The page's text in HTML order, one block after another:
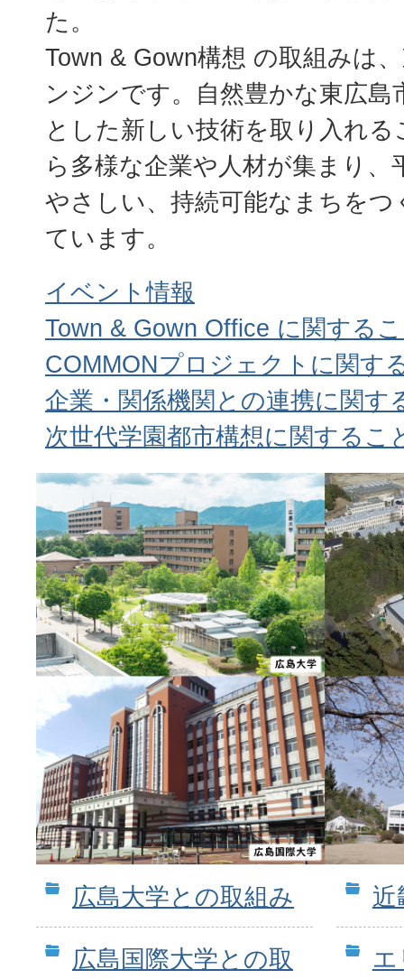
た。
Town & Gown構想 の取組みは
ンジンです。自然豊かな東広島
とした新しい技術を取り入れ
ら多様な企業や人材が集まり、
やさしい、持続可能なまちを
ています。
イベント情報
Town & Gown Office に関する
COMMONプロジェクトに関す
企業・関係機関との連携に関す
次世代学園都市構想に関するこ
広島大学との取組み 近
広島国際大学との取